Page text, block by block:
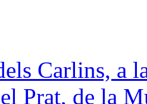
Carlins, a
Prat, de la